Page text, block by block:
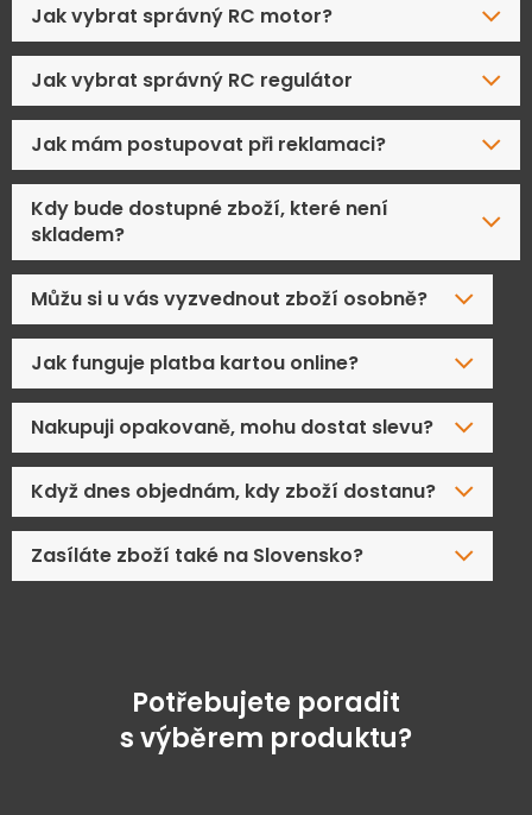
Jak vybrat správný RC motor?
Jak vybrat správný RC regulátor
Jak mám postupovat při reklamaci?
Kdy bude dostupné zboží, které není
skladem?
Můžu si u vás vyzvednout zboží osobně?
Jak funguje platba kartou online?
Nakupuji opakovaně, mohu dostat slevu?
Když dnes objednám, kdy zboží dostanu?
Zasíláte zboží také na Slovensko?
Potřebujete poradit
s výběrem produktu?